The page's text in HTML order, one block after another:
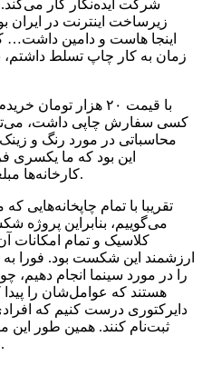
شرکت ایده‌نگار کار
زیرساخت اینترنت در ایران
اینجا هاست و دامین داشت…
زمان به کار چاپ تسلط داشتم،
کسی سفارش چاپی داشت،
محاسباتی در مورد رنگ و
این بود که ما یکسری
کارخانه‌ها مبلغی را بگیریم تا این سایت راه بیفتد.
تقریبا با تمام چاپخانه‌هایی
می‌گوییم، بنابراین پروژه
ارزشمند این شکست بود. فورا به
را در مورد سینما انجام دهیم،
هستند که عوامل‌شان را پیدا
دایرکتوری درست کنیم که
ثبت‌نام کنند. همین طور این
طرف شاخه و برگ و ریشه می‌داد.